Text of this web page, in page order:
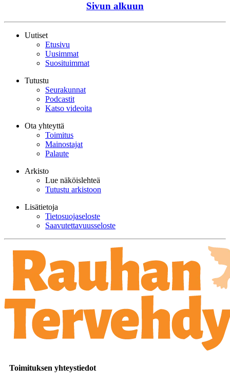
Sivun alkuun
Uutiset
Etusivu
Uusimmat
Suosituimmat
Tutustu
Seurakunnat
Podcastit
Katso videoita
Ota yhteyttä
Toimitus
Mainostajat
Palaute
Arkisto
Lue näköislehteä
Tutustu arkistoon
Lisätietoja
Tietosuojaseloste
Saavutettavuusseloste
Toimituksen yhteystiedot